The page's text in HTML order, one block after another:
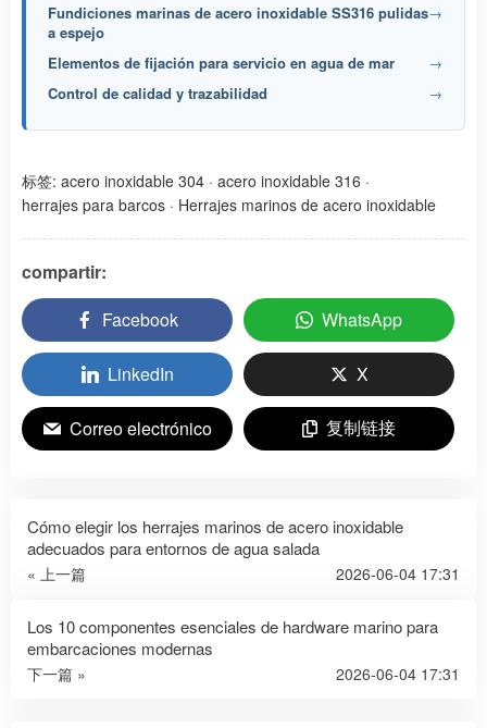
Fundiciones marinas de acero inoxidable SS316 pulidas
a espejo
→
Elementos de fijación para servicio en agua de mar
→
Control de calidad y trazabilidad
→
标签: acero inoxidable 304 · acero inoxidable 316 ·
herrajes para barcos · Herrajes marinos de acero inoxidable
compartir:
Facebook
WhatsApp
LinkedIn X
Correo electrónico 复制链接
Cómo elegir los herrajes marinos de acero inoxidable
adecuados para entornos de agua salada
« 上一篇 2026-06-04 17:31
Los 10 componentes esenciales de hardware marino para
embarcaciones modernas
下一篇 » 2026-06-04 17:31